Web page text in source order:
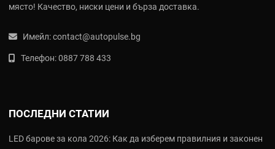
място! Качество, ниски цени и бърза доставка.
Имейл:contact@autopulse.bg
Телефон:0887 788 433
ПОСЛЕДНИ СТАТИИ
LED барове за кола 2026: Как да изберем правилния и законен